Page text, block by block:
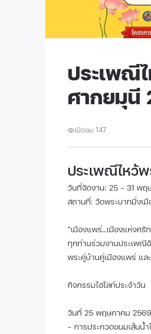
ประเพณี
ศากยมุนี
เปิดชม 147
ประเพณีไหว้
วันที่จัดงาน: 25 - 31 พฤ
สถานที่: วัดพระบาทมิ่งเ
“เมืองแพร่...เมืองแห่งศ
ทุกท่านร่วมงานประเพณี
พระคู่บ้านคู่เมืองแพร่ แล
กิจกรรมไฮไลท์ประจำวัน
วันที่ 25 พฤษภาคม 2569
- การประกวดขนมเส้นน้ำ